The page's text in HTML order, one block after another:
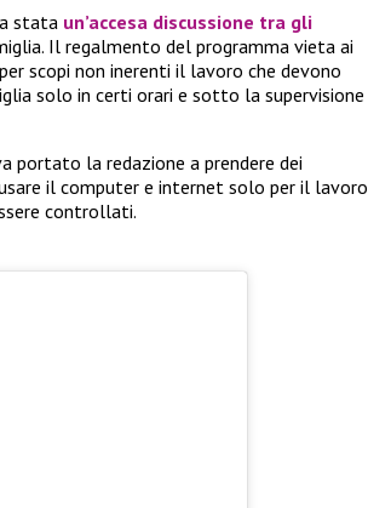
stata un’accesa discussione tra gli
Il regalmento del programma vieta ai
scopi non inerenti il lavoro che devono
solo in certi orari e sotto la supervisione
portato la redazione a prendere dei
il computer e internet solo per il lavoro
controllati.